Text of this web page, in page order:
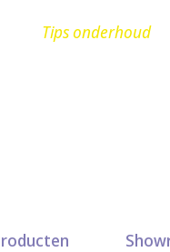
Tips onderhoud